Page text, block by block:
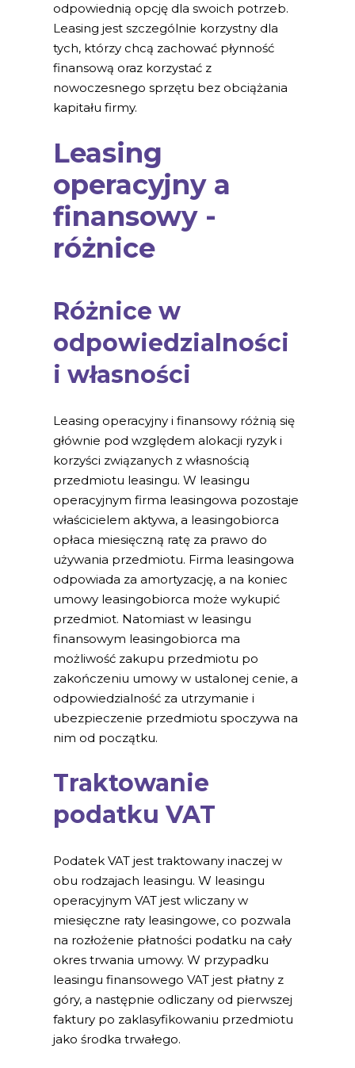
odpowiednią opcję dla swoich potrzeb.
Leasing jest szczególnie korzystny dla
tych, którzy chcą zachować płynność
finansową oraz korzystać z
nowoczesnego sprzętu bez obciążania
kapitału firmy.
Leasing
operacyjny a
finansowy -
różnice
Różnice w
odpowiedzialności
i własności
Leasing operacyjny i finansowy różnią się
głównie pod względem alokacji ryzyk i
korzyści związanych z własnością
przedmiotu leasingu. W leasingu
operacyjnym firma leasingowa pozostaje
właścicielem aktywa, a leasingobiorca
opłaca miesięczną ratę za prawo do
używania przedmiotu. Firma leasingowa
odpowiada za amortyzację, a na koniec
umowy leasingobiorca może wykupić
przedmiot. Natomiast w leasingu
finansowym leasingobiorca ma
możliwość zakupu przedmiotu po
zakończeniu umowy w ustalonej cenie, a
odpowiedzialność za utrzymanie i
ubezpieczenie przedmiotu spoczywa na
nim od początku.
Traktowanie
podatku VAT
Podatek VAT jest traktowany inaczej w
obu rodzajach leasingu. W leasingu
operacyjnym VAT jest wliczany w
miesięczne raty leasingowe, co pozwala
na rozłożenie płatności podatku na cały
okres trwania umowy. W przypadku
leasingu finansowego VAT jest płatny z
góry, a następnie odliczany od pierwszej
faktury po zaklasyfikowaniu przedmiotu
jako środka trwałego.